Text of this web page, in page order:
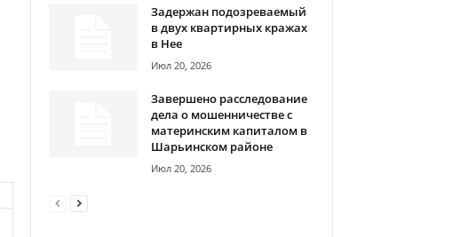
Задержан подозреваемый
в двух квартирных кражах
в Нее
Июл 20, 2026
Завершено расследование
дела о мошенничестве с
материнским капиталом в
Шарьинском районе
Июл 20, 2026